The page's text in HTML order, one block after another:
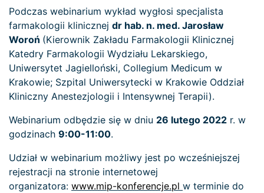
Podczas webinarium wykład wygłosi specjalista
farmakologii klinicznej dr hab. n. med. Jarosław
Woroń (Kierownik Zakładu Farmakologii Klinicznej
Katedry Farmakologii Wydziału Lekarskiego,
Uniwersytet Jagielloński, Collegium Medicum w
Krakowie; Szpital Uniwersytecki w Krakowie Oddział
Kliniczny Anestezjologii i Intensywnej Terapii).
Webinarium odbędzie się w dniu 26 lutego 2022 r. w
godzinach 9:00-11:00.
Udział w webinarium możliwy jest po wcześniejszej
rejestracji na stronie internetowej
organizatora: www.mip-konferencje.pl w terminie do